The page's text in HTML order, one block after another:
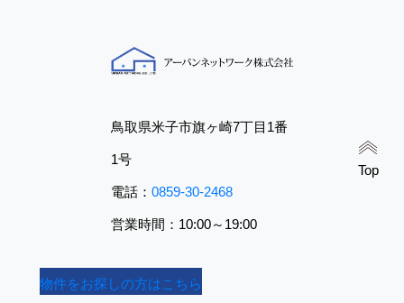
Top
鳥取県米子市旗ヶ崎7丁目1番
1号
電話：0859-30-2468
営業時間：10:00～19:00
物件をお探しの方はこちら